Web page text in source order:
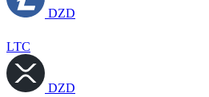
DZD
LTC
DZD